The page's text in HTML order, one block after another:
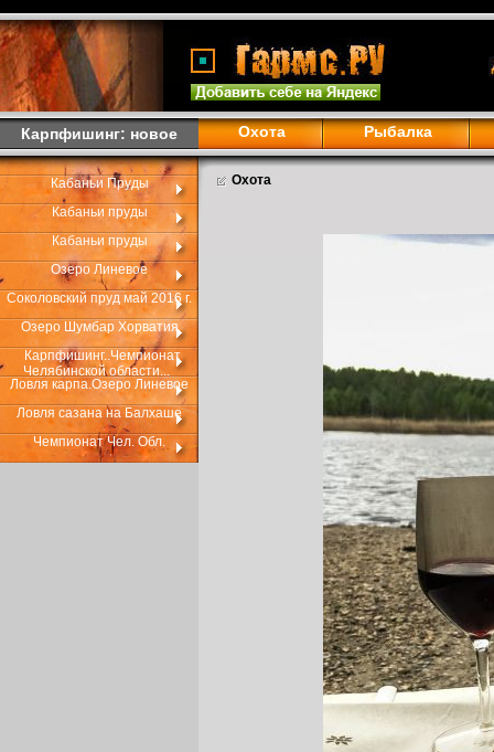
Карпфишинг: новое Охота Рыбалка
Кабаньи Пруды
Кабаньи пруды
Кабаньи пруды
Озеро Линевое
Соколовский пруд май 2016 г.
Озеро Шумбар Хорватия
Карпфишинг..Чемпионат
Челябинской области...
Ловля карпа.Озеро Линевое
Ловля сазана на Балхаше
Чемпионат Чел. Обл.
Охота